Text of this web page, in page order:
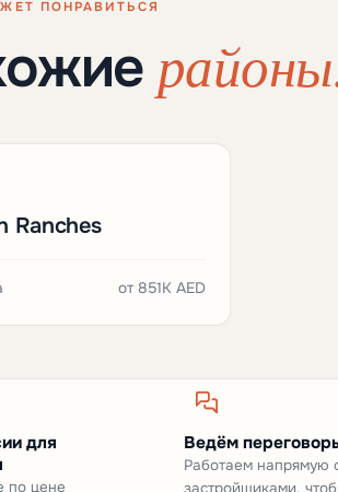
ПОНРАВИТЬСЯ
Ranches
от851K AED
для
по цене
Ведём
Работаем напрямую